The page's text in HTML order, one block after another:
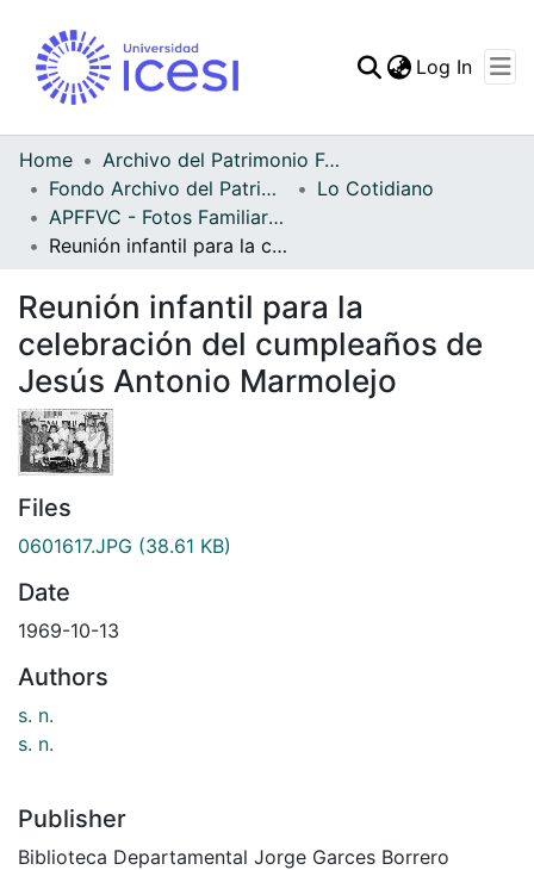
Statistics
Log In
Home
Archivo del Patrimonio Fotográfico y Fílmico del Valle del Cauca
Fondo Archivo del Patrimonio Fotográfico y Fílmico del Valle del Cauca
Lo Cotidiano
APFFVC - Fotos Familiares - Patrimonial
Reunión infantil para la celebración del cumpleaños de Jesús Antonio Marmolejo
Reunión infantil para la
celebración del cumpleaños de
Jesús Antonio Marmolejo
Files
0601617.JPG (38.61 KB)
Date
1969-10-13
Authors
s. n.
s. n.
Publisher
Biblioteca Departamental Jorge Garces Borrero